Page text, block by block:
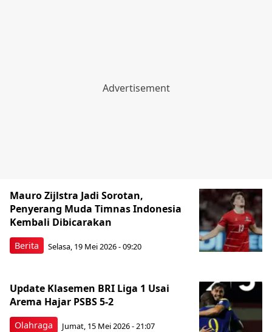
Berita
Mauro Zijlstra Jadi Sorotan,
Penyerang Muda Timnas Indonesia
Kembali Dibicarakan
Selasa, 19 Mei 2026 - 09:20
Olahraga
Update Klasemen BRI Liga 1 Usai
Arema Hajar PSBS 5-2
Jumat, 15 Mei 2026 - 21:07